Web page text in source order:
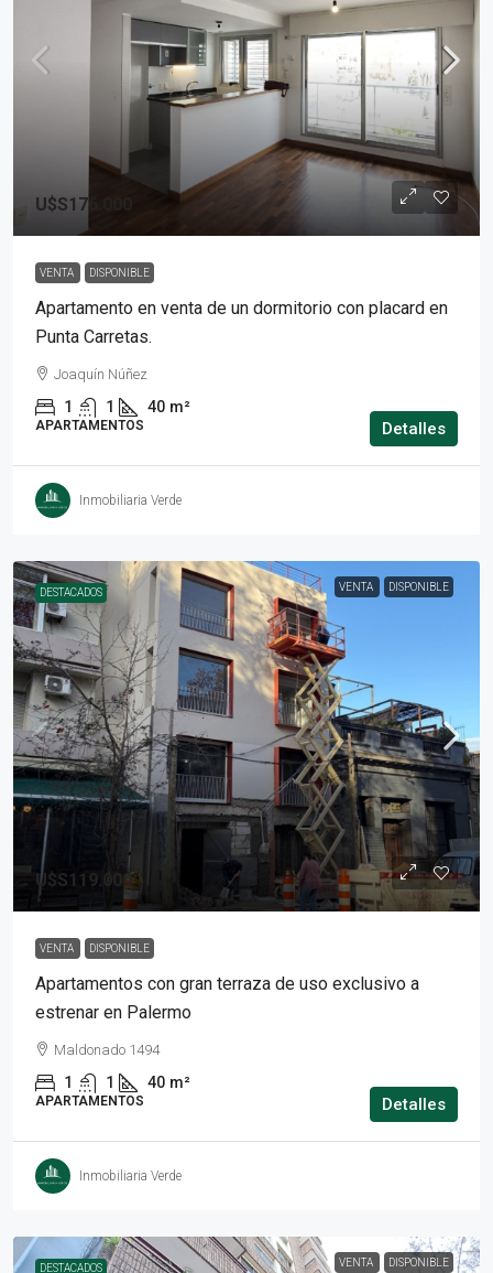
U$S176.000
VENTA DISPONIBLE
Apartamento en venta de un dormitorio con placard en
Punta Carretas.
Joaquín Núñez
1 1 40 m²
APARTAMENTOS Detalles
Inmobiliaria Verde
DESTACADOS VENTA DISPONIBLE
U$S119.000
VENTA DISPONIBLE
Apartamentos con gran terraza de uso exclusivo a
estrenar en Palermo
Maldonado 1494
1 1 40 m²
APARTAMENTOS Detalles
Inmobiliaria Verde
DESTACADOS VENTA DISPONIBLE